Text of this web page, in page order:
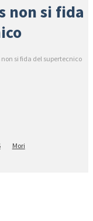
non si fida
si fida del supertecnico
Mori